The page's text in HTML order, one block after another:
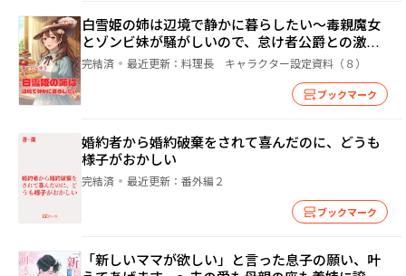
白雪姫の姉は辺境で静かに暮らしたい〜毒親魔女
とゾンビ妹が騒がしいので、怠け者公爵との激甘
スイーツ生活を死守します！〜
完結済 最近更新： 料理長 キャラクター設定資料（８）
ブックマーク
婚約者から婚約破棄をされて喜んだのに、どうも
様子がおかしい
完結済 最近更新： 番外編２
ブックマーク
「新しいママが欲しい」と言った息子の願い、叶